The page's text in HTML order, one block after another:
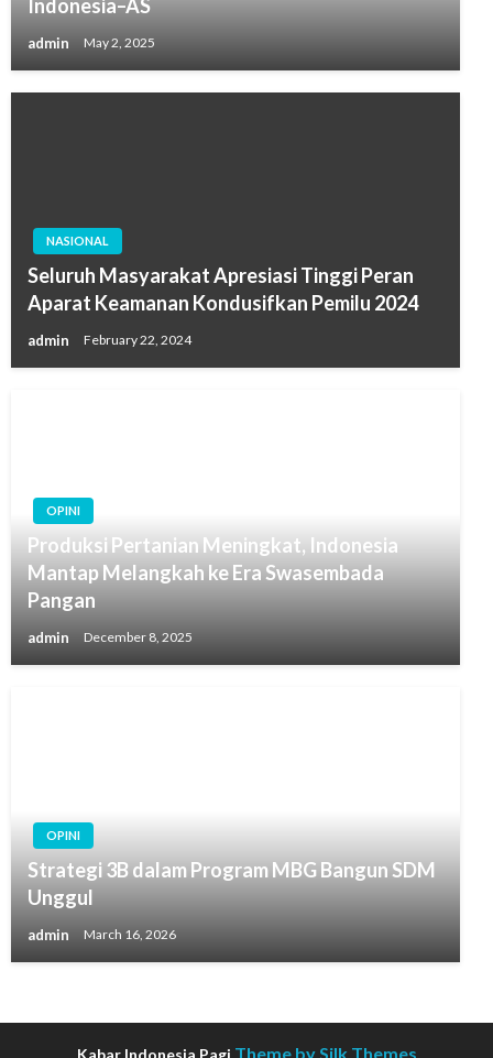
Indonesia–AS
admin May 2, 2025
NASIONAL
Seluruh Masyarakat Apresiasi Tinggi Peran
Aparat Keamanan Kondusifkan Pemilu 2024
admin February 22, 2024
OPINI
Produksi Pertanian Meningkat, Indonesia
Mantap Melangkah ke Era Swasembada
Pangan
admin December 8, 2025
OPINI
Strategi 3B dalam Program MBG Bangun SDM
Unggul
admin March 16, 2026
Kabar Indonesia Pagi Theme by Silk Themes